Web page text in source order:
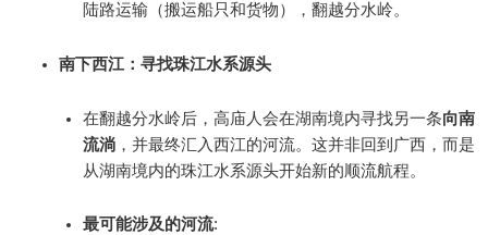
陆路运输（搬运船只和货物），翻越分水岭。
南下西江：寻找珠江水系源头
在翻越分水岭后，高庙人会在湖南境内寻找另一条向南
流淌，并最终汇入西江的河流。这并非回到广西，而是
从湖南境内的珠江水系源头开始新的顺流航程。
最可能涉及的河流: